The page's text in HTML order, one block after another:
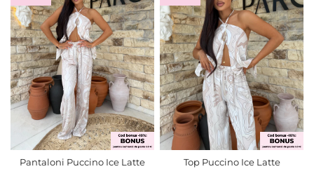
Pantaloni Puccino Ice Latte Top Puccino Ice Latte